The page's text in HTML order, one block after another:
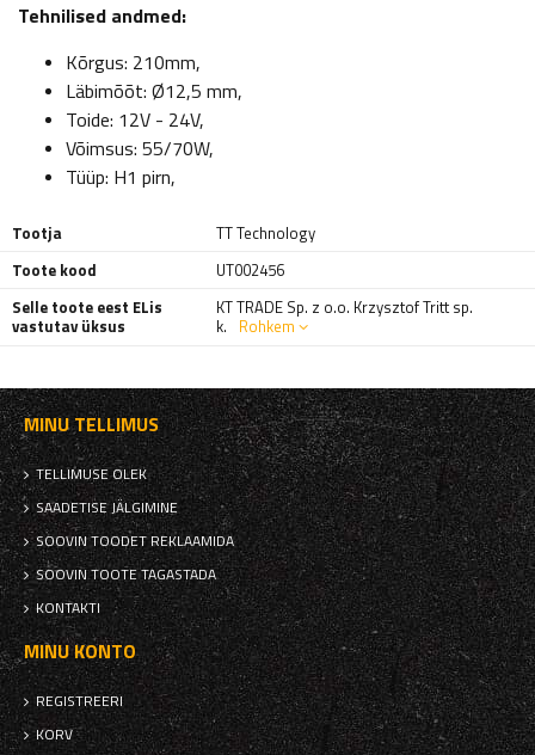
Tehnilised andmed:
Kõrgus: 210mm,
Läbimõõt: Ø12,5 mm,
Toide: 12V - 24V,
Võimsus: 55/70W,
Tüüp: H1 pirn,
Tootja
TT Technology
Toote kood
UT002456
Selle toote eest ELis
vastutav üksus
KT TRADE Sp. z o.o. Krzysztof Tritt sp.
k. Rohkem
MINU TELLIMUS
TELLIMUSE OLEK
SAADETISE JÄLGIMINE
SOOVIN TOODET REKLAAMIDA
SOOVIN TOOTE TAGASTADA
KONTAKTI
MINU KONTO
REGISTREERI
KORV